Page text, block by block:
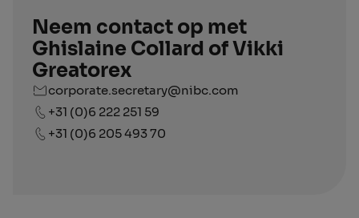
Neem contact op met
Ghislaine Collard of Vikki
Greatorex
corporate.secretary@nibc.com
+31 (0)6 222 251 59
+31 (0)6 205 493 70